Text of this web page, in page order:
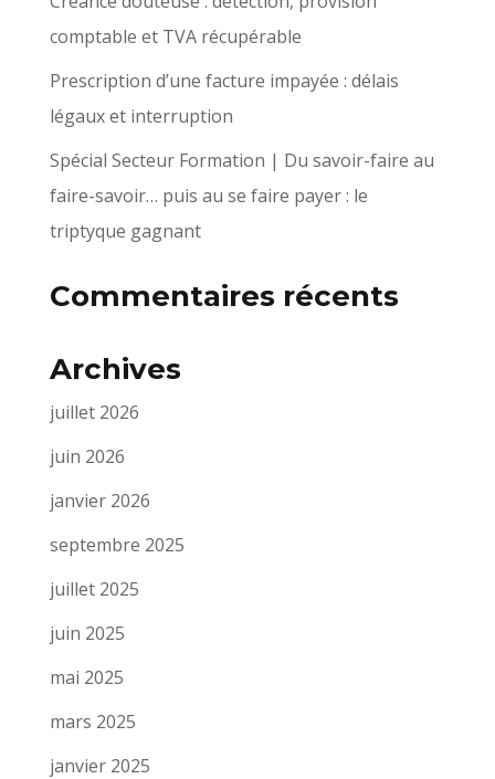
comptable et TVA récupérable
Prescription d’une facture impayée : délais
légaux et interruption
Spécial Secteur Formation | Du savoir-faire au
faire-savoir… puis au se faire payer : le
triptyque gagnant
Commentaires récents
Archives
juillet 2026
juin 2026
janvier 2026
septembre 2025
juillet 2025
juin 2025
mai 2025
mars 2025
janvier 2025